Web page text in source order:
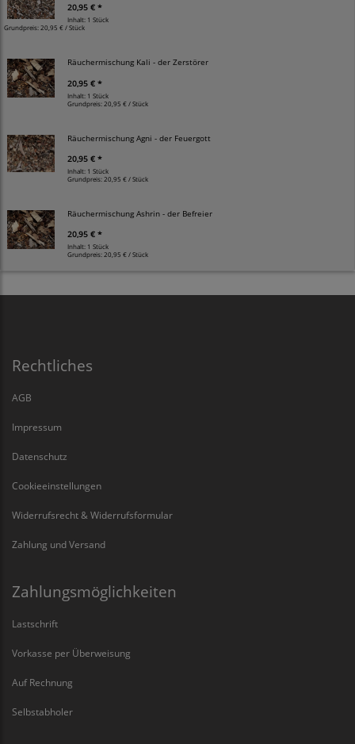
20,95 € *
Inhalt: 1 Stück
Grundpreis: 20,95 € / Stück
Räuchermischung Kali - der Zerstörer
20,95 € *
Inhalt: 1 Stück
Grundpreis: 20,95 € / Stück
Räuchermischung Agni - der Feuergott
20,95 € *
Inhalt: 1 Stück
Grundpreis: 20,95 € / Stück
Räuchermischung Ashrin - der Befreier
20,95 € *
Inhalt: 1 Stück
Grundpreis:20,95 € / Stück
Rechtliches
AGB
Impressum
Datenschutz
Cookieeinstellungen
Widerrufsrecht & Widerrufsformular
Zahlung und Versand
Zahlungsmöglichkeiten
Lastschrift
Vorkasse per Überweisung
Auf Rechnung
Selbstabholer